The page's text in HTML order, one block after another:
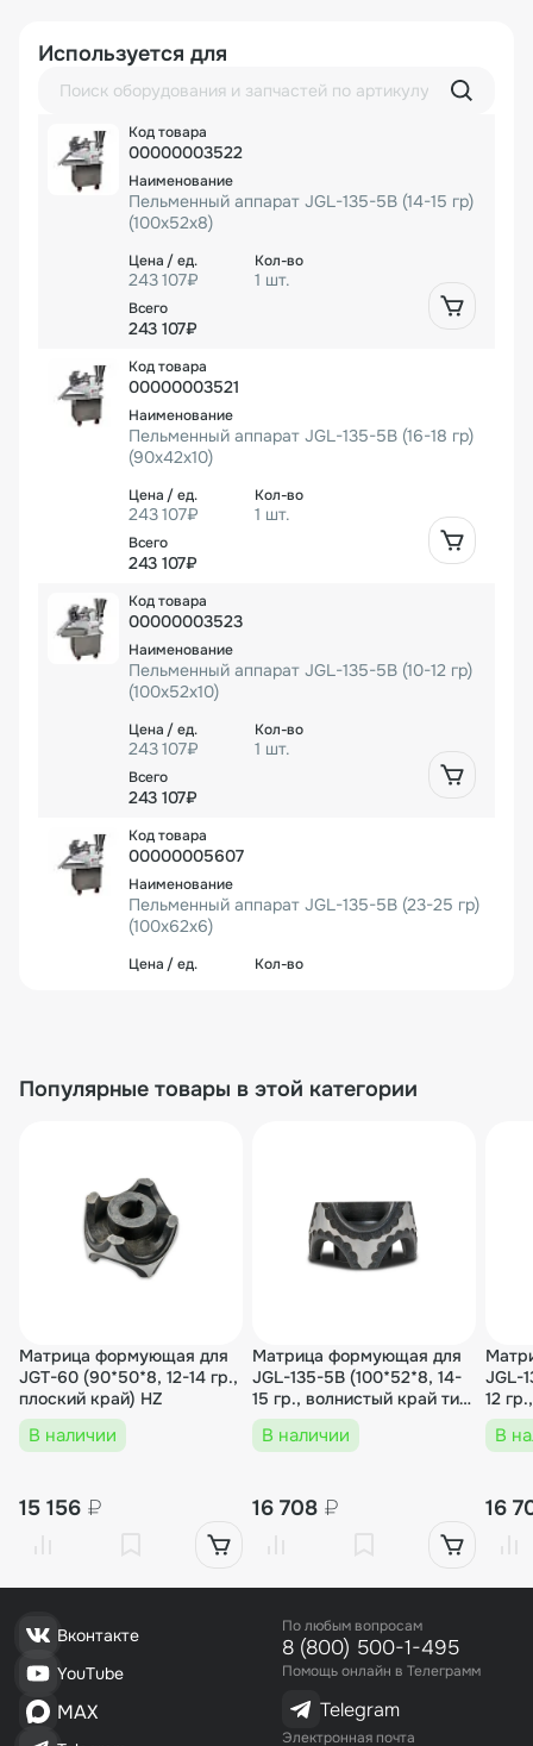
Используется для
00000003522
Пельменный аппарат JGL-135-5B (14-15 гр)
(100х52х8)
243 107₽ 1 шт.
243 107₽
00000003521
Пельменный аппарат JGL-135-5B (16-18 гр)
(90х42х10)
243 107₽ 1 шт.
243 107₽
00000003523
Пельменный аппарат JGL-135-5B (10-12 гр)
(100х52х10)
243 107₽ 1 шт.
243 107₽
00000005607
Пельменный аппарат JGL-135-5B (23-25 гр)
(100х62х6)
00000006823
243 107₽
243 107₽
Пельменный аппарат JGL-135-6A (14-15 гр.)
(100х52х8)
1 шт.
00-00000637
(100х52х10)
Популярные товары в этой категории
Матрица формующая для
JGT-60 (90*50*8, 12-14 гр.,
плоский край) HZ
В наличии
15 156 ₽
Матрица формующая для
JGL-135-5B (100*52*8, 14-
15 гр., волнистый край тип
2)
В наличии
16 708 ₽
JGL-
12
3)
В
16
Вконтакте
YouTube
MAX
По любым вопросам
8 (800) 500-1-495
Помощь онлайн в Телеграмм
Telegram
Электронная почта